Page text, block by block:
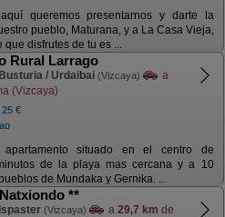
queremos presentarnos y darte la
pueblo, Maturana, y a La Casa Vieja,
que disfrutes de tu es ...
Rural Larrago
Busturia / Urdaibai (Vizcaya)
a
(Vizcaya)
25 €
apartamento situado en el centro de
de la playa mas cercana y a 10
de Mundaka y Gernika. ...
**
Ispaster (Vizcaya) a 29,7 km de